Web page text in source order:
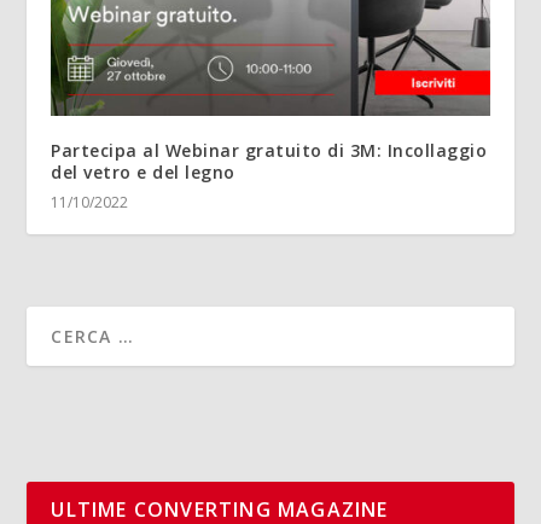
Partecipa al Webinar gratuito di 3M: Incollaggio
del vetro e del legno
11/10/2022
ULTIME CONVERTING MAGAZINE